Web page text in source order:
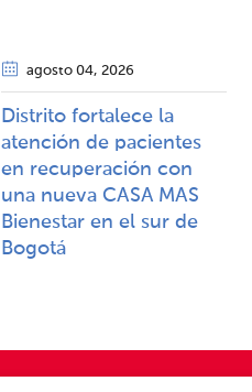
agosto 04, 2026
Distrito fortalece la
atención de pacientes
en recuperación con
una nueva CASA MAS
Bienestar en el sur de
Bogotá